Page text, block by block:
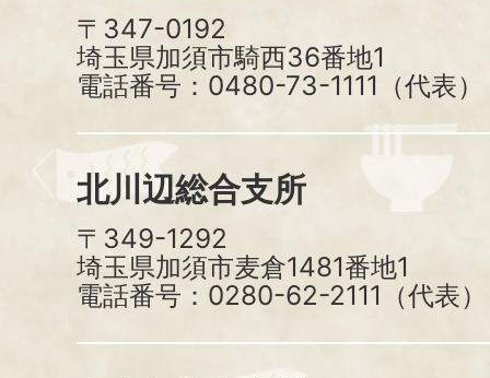
〒347-0192
埼玉県加須市騎西36番地1
電話番号：0480-73-1111（代表）
北川辺総合支所
〒349-1292
埼玉県加須市麦倉1481番地1
電話番号：0280-62-2111（代表）